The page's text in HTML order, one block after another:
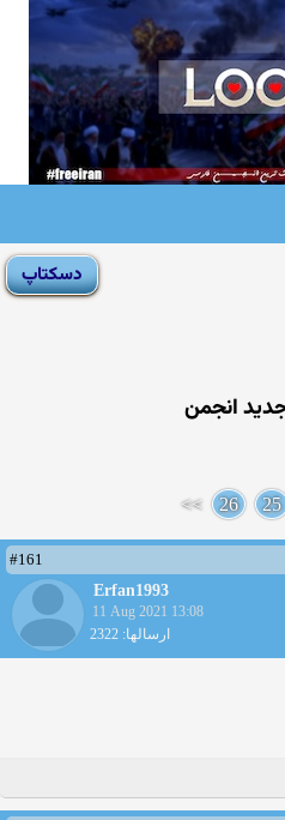
انجمن
25
26
>>
#161
Erfan1993
11 Aug 2021 13:08
ارسالها: 2322